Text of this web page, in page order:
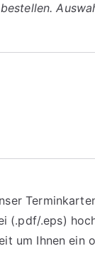
(.pdf/.eps)
um Ihnen ein